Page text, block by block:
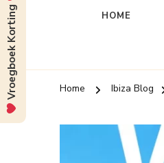
HOME
Home Ibiza Blog
Vroegboek Korting